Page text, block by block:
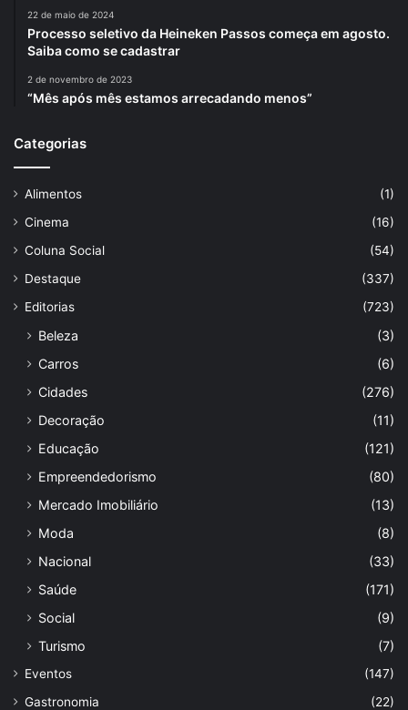
22 de maio de 2024
Processo seletivo da Heineken Passos começa em agosto.
Saiba como se cadastrar
2 de novembro de 2023
“Mês após mês estamos arrecadando menos”
Categorias
Alimentos
(1)
Cinema
(16)
Coluna Social
(54)
Destaque
(337)
Editorias
(723)
Beleza
(3)
Carros
(6)
Cidades
(276)
Decoração
(11)
Educação
(121)
Empreendedorismo
(80)
Mercado Imobiliário
(13)
Moda
(8)
Nacional
(33)
Saúde
(171)
Social
(9)
Turismo
(7)
Eventos
(147)
Gastronomia
(22)